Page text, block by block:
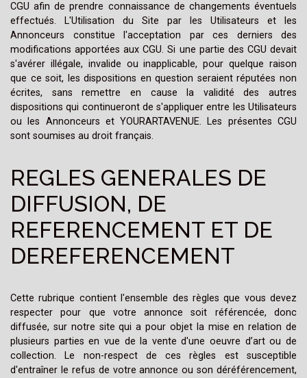
CGU afin de prendre connaissance de changements éventuels
effectués. L'Utilisation du Site par les Utilisateurs et les
Annonceurs constitue l'acceptation par ces derniers des
modifications apportées aux CGU. Si une partie des CGU devait
s'avérer illégale, invalide ou inapplicable, pour quelque raison
que ce soit, les dispositions en question seraient réputées non
écrites, sans remettre en cause la validité des autres
dispositions qui continueront de s'appliquer entre les Utilisateurs
ou les Annonceurs et YOURARTAVENUE. Les présentes CGU
sont soumises au droit français.
REGLES GENERALES DE
DIFFUSION, DE
REFERENCEMENT ET DE
DEREFERENCEMENT
Cette rubrique contient l'ensemble des règles que vous devez
respecter pour que votre annonce soit référencée, donc
diffusée, sur notre site qui a pour objet la mise en relation de
plusieurs parties en vue de la vente d'une oeuvre d’art ou de
collection. Le non-respect de ces règles est susceptible
d'entraîner le refus de votre annonce ou son déréférencement,